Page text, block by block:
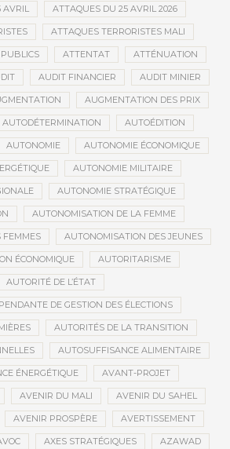
AVRIL ATTAQUES DU 25 AVRIL 2026
ATTAQUES TERRORISTES MALI
ATTENTAT ATTÉNUATION
AUDIT FINANCIER AUDIT MINIER
AUGMENTATION DES PRIX
AUTODÉTERMINATION AUTOÉDITION
AUTONOMIE AUTONOMIE ÉCONOMIQUE
AUTONOMIE MILITAIRE
AUTONOMIE STRATÉGIQUE
AUTONOMISATION DE LA FEMME
FEMMES AUTONOMISATION DES JEUNES
ÉCONOMIQUE AUTORITARISME
AUTORITÉ DE L’ÉTAT
DE GESTION DES ÉLECTIONS
AUTORITÉS DE LA TRANSITION
AUTOSUFFISANCE ALIMENTAIRE
ÉNERGÉTIQUE AVANT-PROJET
AVENIR DU MALI AVENIR DU SAHEL
AVENIR PROSPÈRE AVERTISSEMENT
AXES STRATÉGIQUES AZAWAD